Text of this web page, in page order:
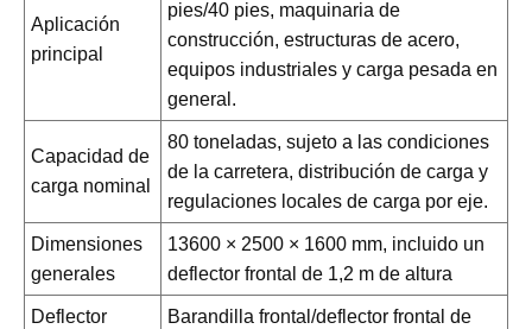
Aplicación
principal
pies/40 pies, maquinaria de
construcción, estructuras de acero,
equipos industriales y carga pesada en
general.
Capacidad de
carga nominal
80 toneladas, sujeto a las condiciones
de la carretera, distribución de carga y
regulaciones locales de carga por eje.
Dimensiones
generales
13600 × 2500 × 1600 mm, incluido un
deflector frontal de 1,2 m de altura
Deflector
Barandilla frontal/deflector frontal de